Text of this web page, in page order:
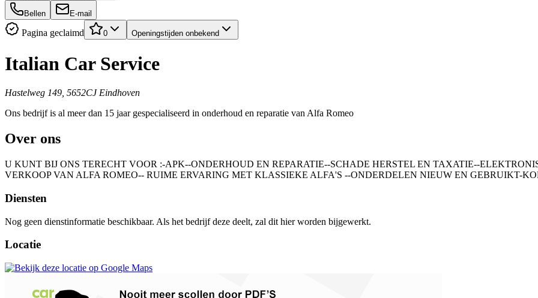
Bellen E-mail
Pagina geclaimd 0 Openingstijden onbekend
Italian Car Service
Hastelweg 149, 5652CJ Eindhoven
Ons bedrijf is al meer dan 15 jaar gespecialiseerd in onderhoud en reparatie van Alfa Romeo
Over ons
U KUNT BIJ ONS TERECHT VOOR :-APK--ONDERHOUD EN REPARATIE--SCHADE HERSTEL EN TAXATIE--
VERKOOP VAN ALFA ROMEO-- RUIME ERVARING MET KLASSIEKE ALFA'S --ONDERDELEN NIEUW EN GEBRUIKT-
Diensten
Nog geen dienstinformatie beschikbaar. Als het bedrijf deze deelt, zal dit hier worden bijgewerkt.
Locatie